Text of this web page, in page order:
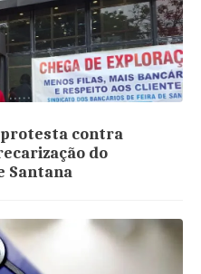
protesta contra
do
Santana